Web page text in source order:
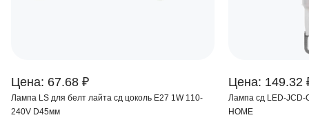
Цена: 67.68 ₽
Лампа LS для белт лайта сд цоколь Е27 1W 110-
240V D45мм
Цена: 149.32
Лампа сд LED-JCD-
HOME